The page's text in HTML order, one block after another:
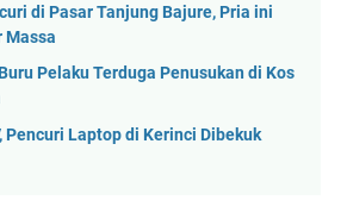
di Pasar Tanjung Bajure, Pria ini
Massa
Pelaku Terduga Penusukan di Kos
Pencuri Laptop di Kerinci Dibekuk